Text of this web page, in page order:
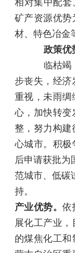
相对集中配
矿产资源优势
材、特色冶金
政策优
临枯竭
步丧失，经济
重视，未雨绸
心，加快转变
整，努力构建
心城市。积极
后申请获批为
范城市、低碳
持。
产业优势。依
展化工产业
的煤焦化工和